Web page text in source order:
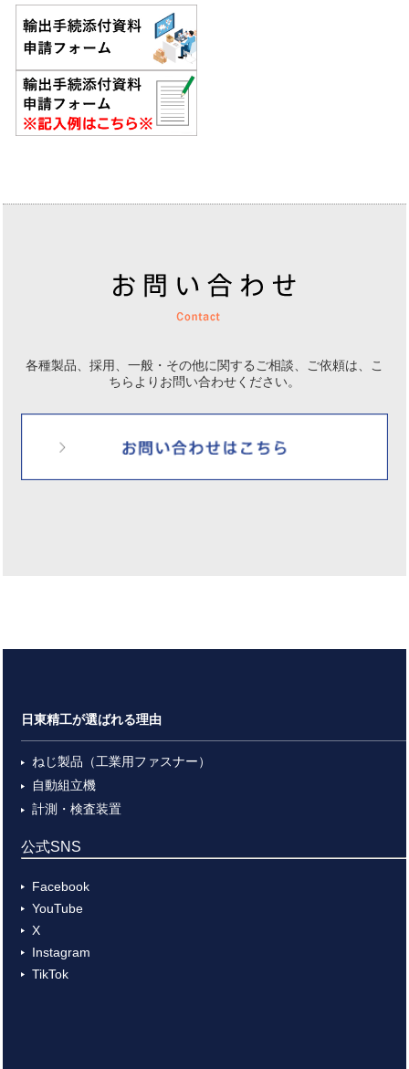
各種製品、採用、一般・その他に関するご相談、ご依頼は、
こ
ちらよりお問い合わせください。
日東精工が選ばれる理由
ねじ製品（工業用ファスナー）
自動組立機
計測・検査装置
公式SNS
Facebook
YouTube
X
Instagram
TikTok